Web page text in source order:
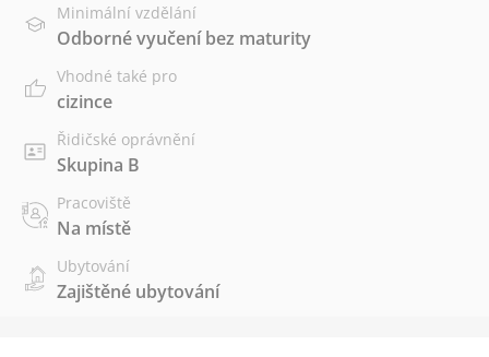
Minimální vzdělání
Odborné vyučení bez maturity
Vhodné také pro
cizince
Řidičské oprávnění
Skupina B
Pracoviště
Na místě
Ubytování
Zajištěné ubytování